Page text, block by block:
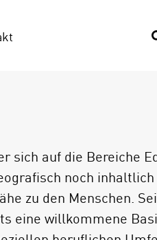
sich auf die Bereiche
noch inhaltlich
zu den Menschen.
eine willkommene